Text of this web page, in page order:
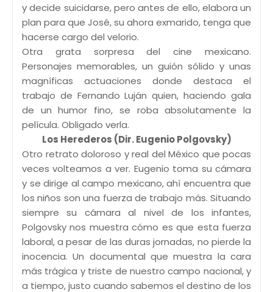
y decide suicidarse, pero antes de ello, elabora un
plan para que José, su ahora exmarido, tenga que
hacerse cargo del velorio.
Otra grata sorpresa del cine mexicano.
Personajes memorables, un guión sólido y unas
magníficas actuaciones donde destaca el
trabajo de Fernando Luján quien, haciendo gala
de un humor fino, se roba absolutamente la
película. Obligado verla.
Los Herederos (Dir. Eugenio Polgovsky)
Otro retrato doloroso y real del México que pocas
veces volteamos a ver. Eugenio toma su cámara
y se dirige al campo mexicano, ahí encuentra que
los niños son una fuerza de trabajo más. Situando
siempre su cámara al nivel de los infantes,
Polgovsky nos muestra cómo es que esta fuerza
laboral, a pesar de las duras jornadas, no pierde la
inocencia. Un documental que muestra la cara
más trágica y triste de nuestro campo nacional, y
a tiempo, justo cuando sabemos el destino de los